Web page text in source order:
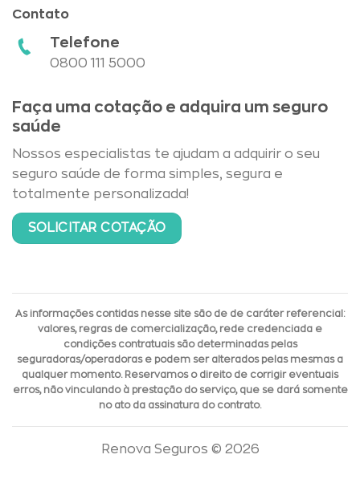
Contato
Telefone
0800 111 5000
Faça uma cotação e adquira um seguro
saúde
Nossos especialistas te ajudam a adquirir o seu
seguro saúde de forma simples, segura e
totalmente personalizada!
SOLICITAR COTAÇÃO
As informações contidas nesse site são de de caráter referencial:
valores, regras de comercialização, rede credenciada e
condições contratuais são determinadas pelas
seguradoras/operadoras e podem ser alterados pelas mesmas a
qualquer momento. Reservamos o direito de corrigir eventuais
erros, não vinculando à prestação do serviço, que se dará somente
no ato da assinatura do contrato.
Renova Seguros © 2026